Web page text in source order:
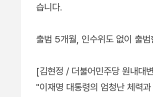
습니다.
출범 5개월, 인수위도 없이 출
[김현정 / 더불어민주당 원내대
"이재명 대통령의 엄청난 체력